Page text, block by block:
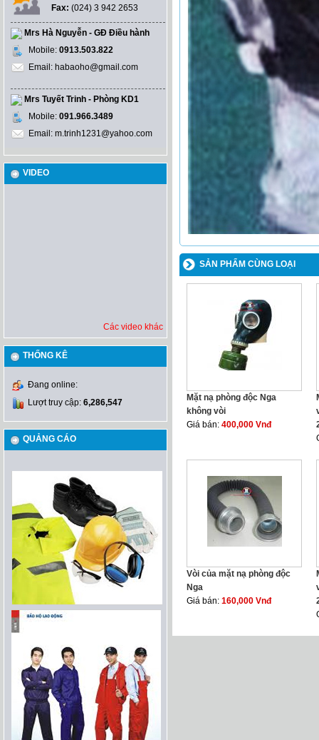
Fax: (024) 3 942 2653
Mrs Hà Nguyễn - GĐ Điều hành
Mobile: 0913.503.822
Email: habaoho@gmail.com
Mrs Tuyết Trinh - Phòng KD1
Mobile: 091.966.3489
Email: m.trinh1231@yahoo.com
VIDEO
Các video khác
THỐNG KÊ
Đang online:
Lượt truy cập: 6,286,547
QUẢNG CÁO
SẢN PHẨM CÙNG LOẠI
Mặt nạ phòng độc Nga
không vòi
Giá bán: 400,000 Vnđ
Vòi của mặt nạ phòng độc
Nga
Giá bán: 160,000 Vnđ